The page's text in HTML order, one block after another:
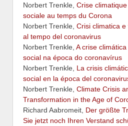
Norbert Trenkle, Crise
sociale au temps du Corona
Norbert Trenkle, Crisi climatica
al tempo del coronavirus
Norbert Trenkle, A crise
social na época do coronavírus
Norbert Trenkle, La crisis
social en la época del
Norbert Trenkle, Climate Crisis
Transformation in the Age of
Richard Aabromeit, Der größte
Sie jetzt noch Ihren Verstand